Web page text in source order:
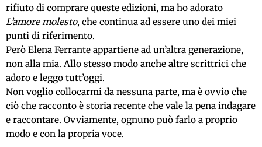
rifiuto di comprare queste edizioni, ma ho adorato
L’amore molesto, che continua ad essere uno dei miei
punti di riferimento.
Però Elena Ferrante appartiene ad un’altra generazione,
non alla mia. Allo stesso modo anche altre scrittrici che
adoro e leggo tutt’oggi.
Non voglio collocarmi da nessuna parte, ma è ovvio che
ciò che racconto è storia recente che vale la pena indagare
e raccontare. Ovviamente, ognuno può farlo a proprio
modo e con la propria voce.